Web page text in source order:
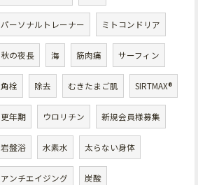
パーソナルトレーナー ミトコンドリア
秋の夜長 海 筋肉痛 サーフィン
角栓 除去 むきたまご肌 SIRTMAX®
更年期 ウロリチン 新規会員様募集
岩盤浴 水素水 太らない身体
アンチエイジング 炭酸